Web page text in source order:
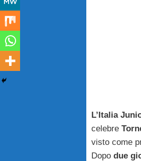
L’Italia
celebre
visto come
Dopo due